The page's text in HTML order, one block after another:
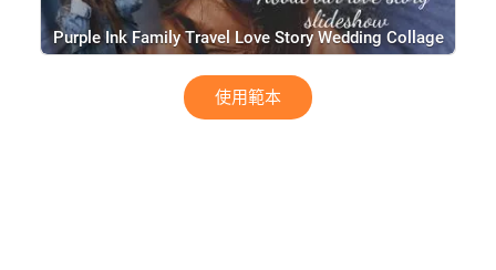
Purple Ink Family Travel Love Story Wedding Collage
Slideshow
使用範本